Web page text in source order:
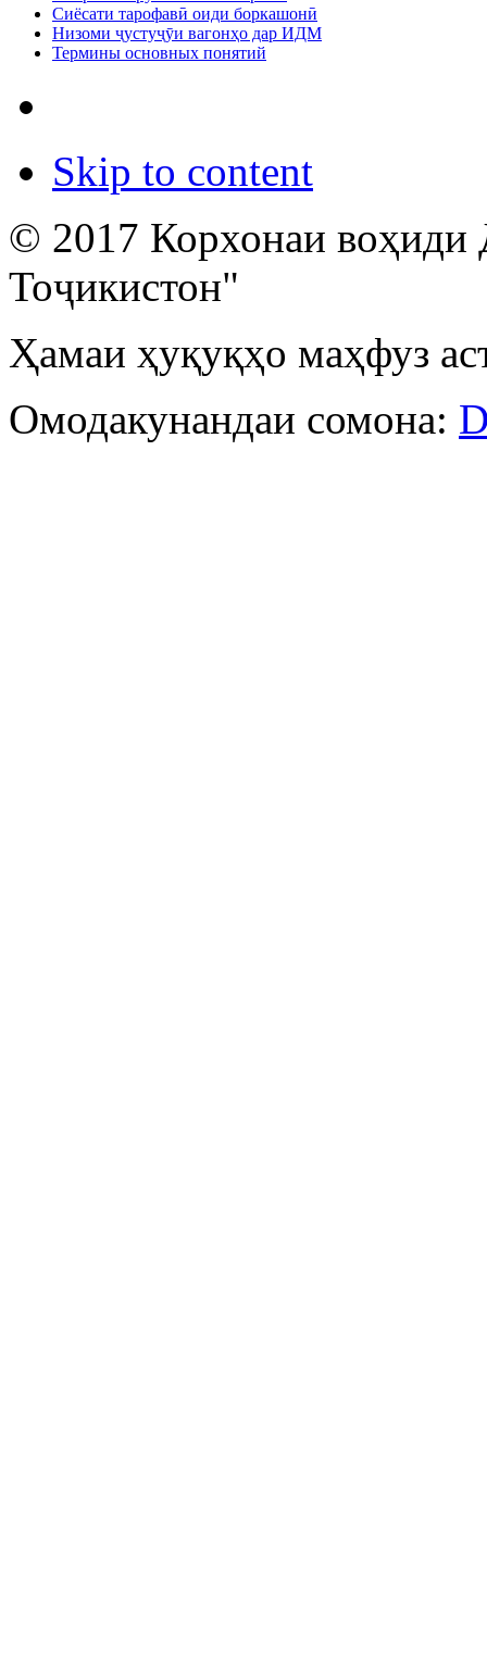
Сиёсати тарофавӣ оиди боркашонӣ
Низоми ҷустуҷӯи вагонҳо дар ИДМ
Термины основных понятий
Skip to content
© 2017 Корхонаи воҳиди
Тоҷикистон"
Ҳамаи ҳуқуқҳо маҳфуз
Омодакунандаи сомона: